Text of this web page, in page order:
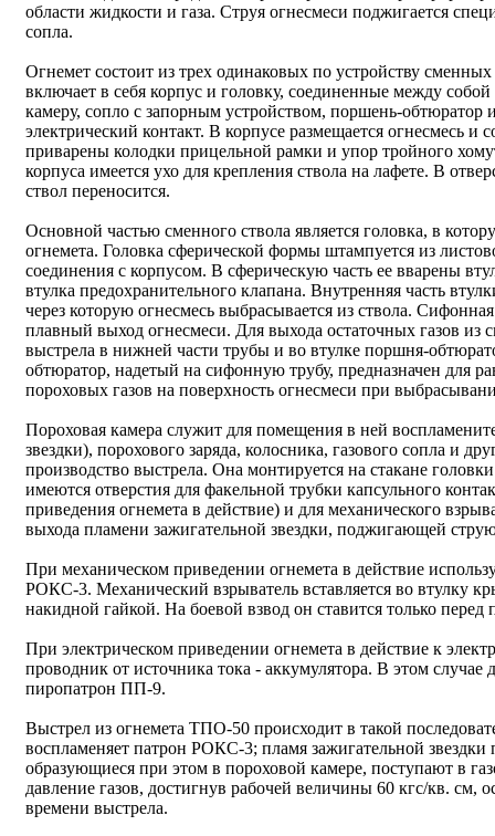
области жидкости и газа. Струя огнесмеси поджигается
сопла.
Огнемет состоит из трех одинаковых по устройству
включает в себя корпус и головку, соединенные между
камеру, сопло с запорным устройством, поршень-обтюратор
электрический контакт. В корпусе размещается огнесмесь и
приварены колодки прицельной рамки и упор тройного
корпуса имеется ухо для крепления ствола на лафете. В
ствол переносится.
Основной частью сменного ствола является головка, в
огнемета. Головка сферической формы штампуется из
соединения с корпусом. В сферическую часть ее вварены
втулка предохранительного клапана. Внутренняя часть
через которую огнесмесь выбрасывается из ствола.
плавный выход огнесмеси. Для выхода остаточных газов из
выстрела в нижней части трубы и во втулке поршня-
обтюратор, надетый на сифонную трубу, предназначен для
пороховых газов на поверхность огнесмеси при
Пороховая камера служит для помещения в ней
звездки), порохового заряда, колосника, газового сопла и
производство выстрела. Она монтируется на стакане
имеются отверстия для факельной трубки капсульного
приведения огнемета в действие) и для механического
выхода пламени зажигательной звездки, поджигающей
При механическом приведении огнемета в действие
РОКС-3. Механический взрыватель вставляется во втулку
накидной гайкой. На боевой взвод он ставится только перед
При электрическом приведении огнемета в действие к
проводник от источника тока - аккумулятора. В этом случае
пиропатрон ПП-9.
Выстрел из огнемета ТПО-50 происходит в такой
воспламеняет патрон РОКС-3; пламя зажигательной звездки
образующиеся при этом в пороховой камере, поступают в
давление газов, достигнув рабочей величины 60 кгс/кв. см,
времени выстрела.